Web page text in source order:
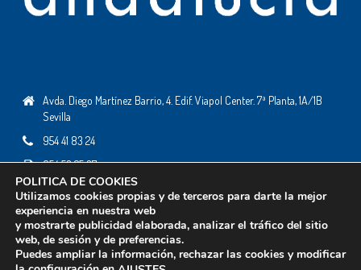
Avda. Diego Martínez Barrio, 4. Edif. Viapol Center. 7ª Planta, 1A/1B
Sevilla
954 41 83 24
954 53 25 37
ceceandalucia@ceceandalucia.es
Todos los derechos reservados © 2019 - Desarrollo web:
Política de Cookies
POLITICA DE COOKIES
Utilizamos cookies propias y de terceros para darte la mejor
experiencia en nuestra web
y mostrarte publicidad elaborada, analizar el tráfico del sitio
web, de sesión y de preferencias.
Puedes ampliar la información, rechazar las cookies y modificar